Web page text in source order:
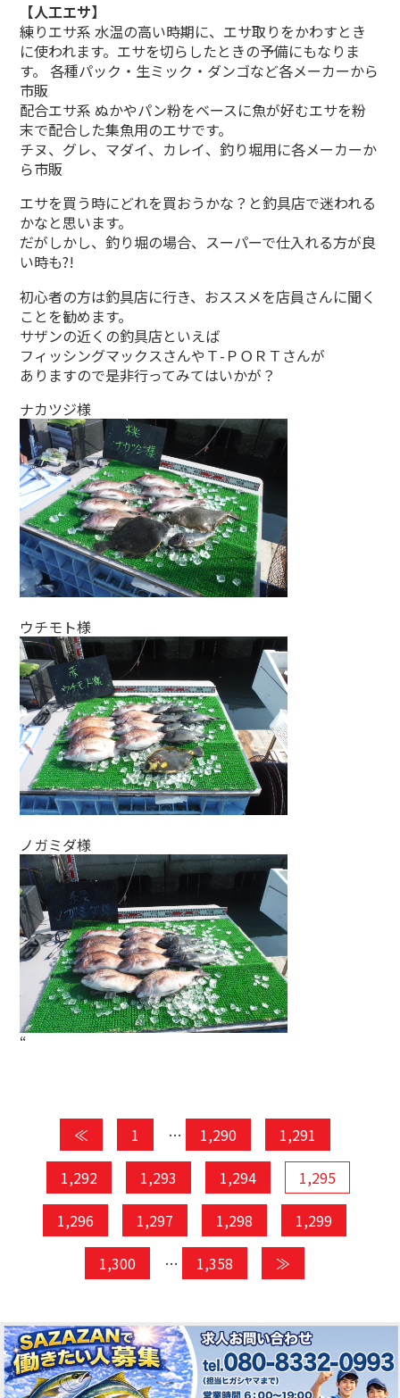
【人工エサ】
練りエサ系 水温の高い時期に、エサ取りをかわすとき
に使われます。エサを切らしたときの予備にもなりま
す。 各種パック・生ミック・ダンゴなど各メーカーから
市販
配合エサ系 ぬかやパン粉をベースに魚が好むエサを粉
末で配合した集魚用のエサです。
チヌ、グレ、マダイ、カレイ、釣り堀用に各メーカーか
ら市販
エサを買う時にどれを買おうかな？と釣具店で迷われる
かなと思います。
だがしかし、釣り堀の場合、スーパーで仕入れる方が良
い時も?!
初心者の方は釣具店に行き、おススメを店員さんに聞く
ことを勧めます。
サザンの近くの釣具店といえば
フィッシングマックスさんやＴ-ＰＯＲＴさんが
ありますので是非行ってみてはいかが？
ナカツジ様
ウチモト様
ノガミダ様
“
≪ 1 … 1,290
1,291
1,292
1,293 1,294
1,295
1,296
1,297 1,298
1,299
1,300
… 1,358 ≫